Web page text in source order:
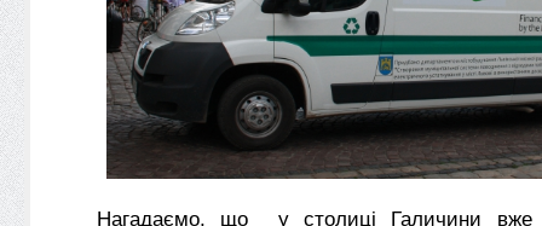
Нагадаємо, що у столиці Галичини вже